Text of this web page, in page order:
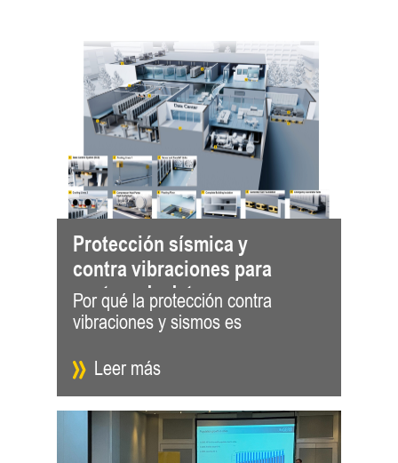
Protección sísmica y
contra vibraciones para
centros de datos
Por qué la protección contra
vibraciones y sismos es
fundamental para los centros de
datos modernos. Los centros de
Leer más